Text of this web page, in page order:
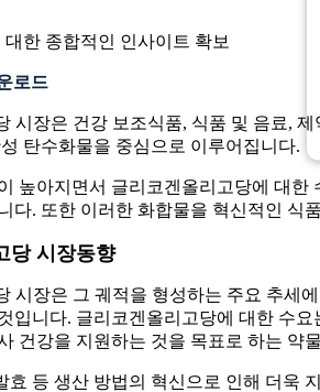
대한 종합적인 인사이트 확보
로드
시장은 건강 보조식품, 식품 및 음료,
탄수화물을 중심으로 이루어집니다.
높아지면서 글리코겐올리고당에 대
다. 또한 이러한 화합물을 혁신적인 식
당 시장동향
시장은 그 궤적을 형성하는 주요 추세
입니다. 글리코겐올리고당에 대한 수
건강을 지원하는 것을 목표로 하는 약
효 등 생산 방법의 혁신으로 인해 더욱